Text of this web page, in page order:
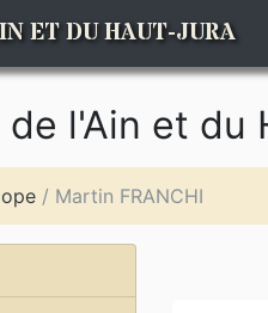
ET DU HAUT-JURA
de l'Ain et du
/ Martin FRANCHI